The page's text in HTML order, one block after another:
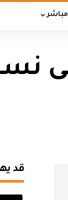
مباشر
قد